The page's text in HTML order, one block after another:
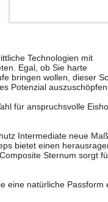
Technologien mit
Egal, ob Sie harte
bringen wollen, dieser
Potenzial
für anspruchsvolle
Intermediate neue
bietet einen
Sternum sorgt
eine natürliche Passform